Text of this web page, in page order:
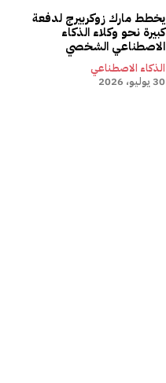
يخطط مارك زوكربيرج لدفعة
كبيرة نحو وكلاء الذكاء
الاصطناعي الشخصي
الذكاء الاصطناعي
30 يوليو، 2026